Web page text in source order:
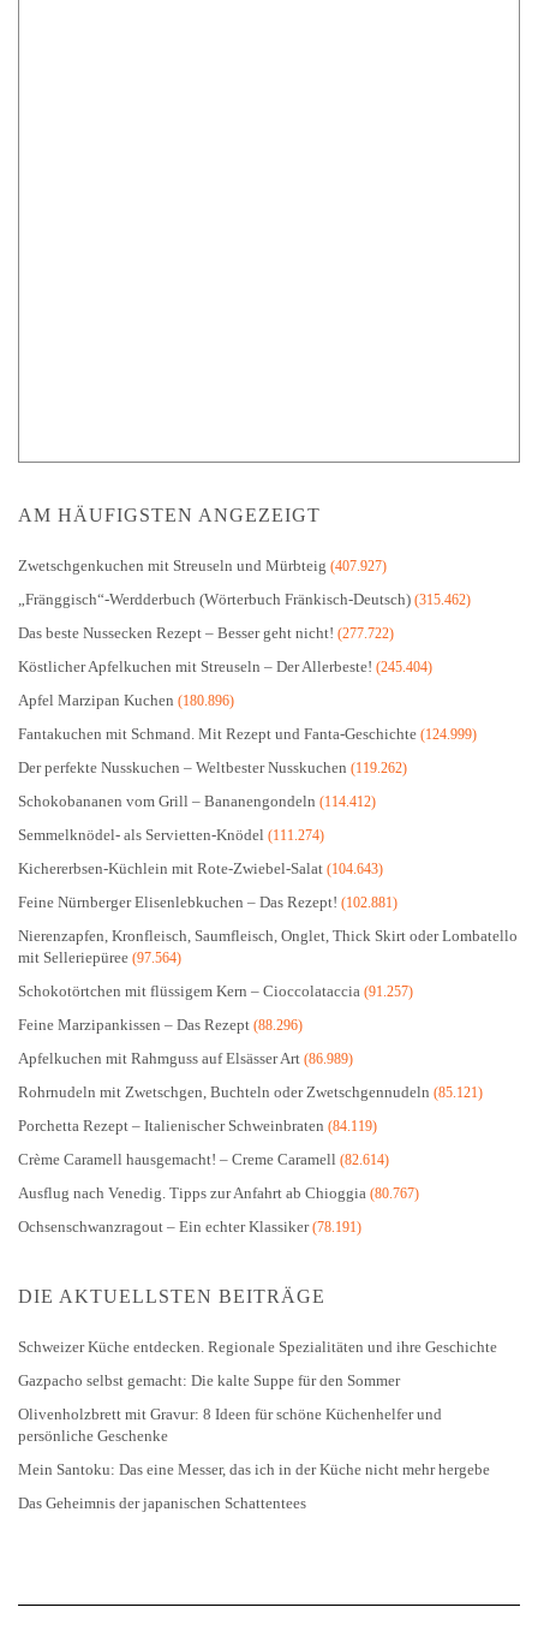
AM HÄUFIGSTEN ANGEZEIGT
Zwetschgenkuchen mit Streuseln und Mürbteig (407.927)
„Fränggisch“-Werdderbuch (Wörterbuch Fränkisch-Deutsch) (315.462)
Das beste Nussecken Rezept – Besser geht nicht! (277.722)
Köstlicher Apfelkuchen mit Streuseln – Der Allerbeste! (245.404)
Apfel Marzipan Kuchen (180.896)
Fantakuchen mit Schmand. Mit Rezept und Fanta-Geschichte (124.999)
Der perfekte Nusskuchen – Weltbester Nusskuchen (119.262)
Schokobananen vom Grill – Bananengondeln (114.412)
Semmelknödel- als Servietten-Knödel (111.274)
Kichererbsen-Küchlein mit Rote-Zwiebel-Salat (104.643)
Feine Nürnberger Elisenlebkuchen – Das Rezept! (102.881)
Nierenzapfen, Kronfleisch, Saumfleisch, Onglet, Thick Skirt oder Lombatello
mit Selleriepüree (97.564)
Schokotörtchen mit flüssigem Kern – Cioccolataccia (91.257)
Feine Marzipankissen – Das Rezept (88.296)
Apfelkuchen mit Rahmguss auf Elsässer Art (86.989)
Rohrnudeln mit Zwetschgen, Buchteln oder Zwetschgennudeln (85.121)
Porchetta Rezept – Italienischer Schweinbraten (84.119)
Crème Caramell hausgemacht! – Creme Caramell (82.614)
Ausflug nach Venedig. Tipps zur Anfahrt ab Chioggia (80.767)
Ochsenschwanzragout – Ein echter Klassiker(78.191)
DIE AKTUELLSTEN BEITRÄGE
Schweizer Küche entdecken. Regionale Spezialitäten und ihre Geschichte
Gazpacho selbst gemacht: Die kalte Suppe für den Sommer
Olivenholzbrett mit Gravur: 8 Ideen für schöne Küchenhelfer und
persönliche Geschenke
Mein Santoku: Das eine Messer, das ich in der Küche nicht mehr hergebe
Das Geheimnis der japanischen Schattentees